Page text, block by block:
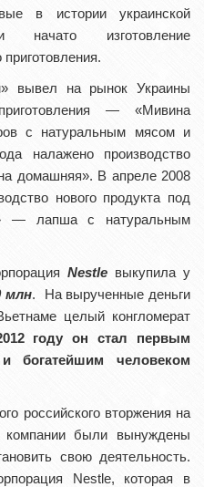
в истории украинской
начато изготовление
вывел на рынок Украины
— «Мивина
с натуральным мясом и
налажено производство
домашняя». В апреле 2008
нового продукта под
— лапша с натуральным
Nestle выкупила у
млн. На вырученные деньги
целый конгломерат
году он стал первым
богатейшим человеком
российского вторжения на
компании были вынуждены
свою деятельность.
Nestle, которая в